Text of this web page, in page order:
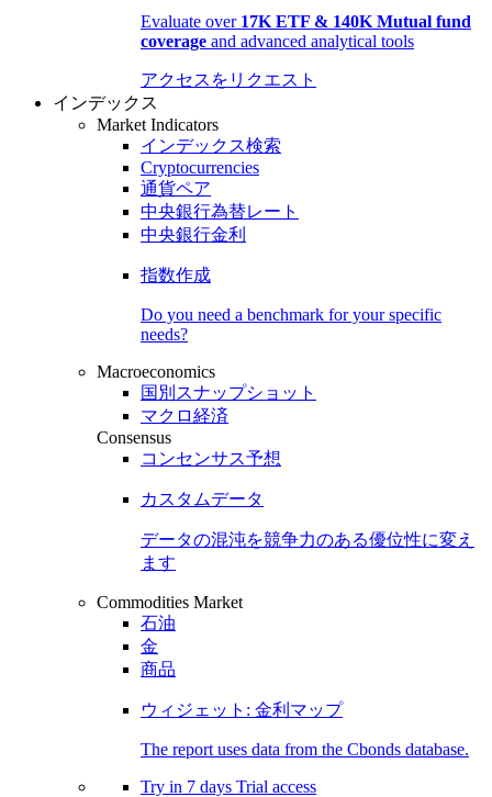
Evaluate over 17K ETF & 140K Mutual fund
coverage and advanced analytical tools
アクセスをリクエスト
インデックス
Market Indicators
インデックス検索
Cryptocurrencies
通貨ペア
中央銀行為替レート
中央銀行金利
指数作成
Do you need a benchmark for your specific
needs?
Macroeconomics
国別スナップショット
マクロ経済
Consensus
コンセンサス予想
カスタムデータ
データの混沌を競争力のある優位性に変え
ます
Commodities Market
石油
金
商品
ウィジェット: 金利マップ
The report uses data from the Cbonds database.
Try in 7 days Trial access